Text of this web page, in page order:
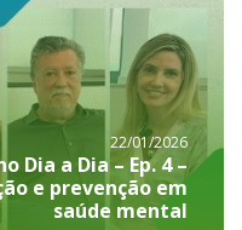
22/01/2026
Dia a Dia – Ep. 4 –
e prevenção em
saúde mental